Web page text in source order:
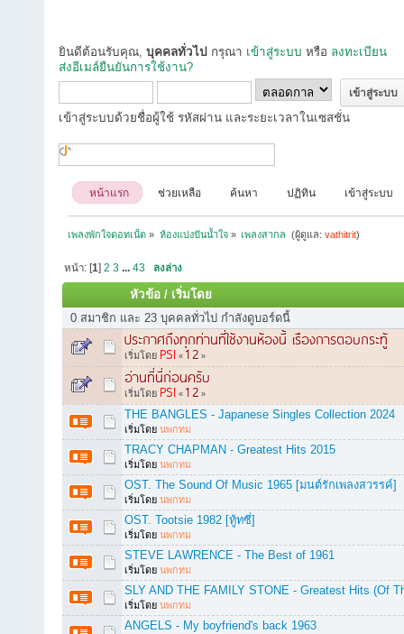
ยินดีต้อนรับคุณ, บุคคลทั่วไป กรุณา เข้าสู่ระบบ หรือ ลงทะเบียน
ส่งอีเมล์ยืนยันการใช้งาน?
เข้าสู่ระบบด้วยชื่อผู้ใช้ รหัสผ่าน และระยะเวลาในเซสชั่น
หน้าแรก ช่วยเหลือ ค้นหา ปฏิทิน เข้าสู่ระบบ
เพลงพักใจดอทเน็ต » ห้องแบ่งปันน้ำใจ» เพลงสากล (ผู้ดูแล:vathitrit)
หน้า: [1]2 3 ...43 ลงล่าง
หัวข้อ / เริ่มโดย
0 สมาชิก และ 23 บุคคลทั่วไป กำลังดูบอร์ดนี้
ประกาศถึงทุกท่านที่ใช้งานห้องนี้ เรืองการตอบกระทู้
เริ่มโดย PSI « 12 »
อ่านที่นี่ก่อนครับ
เริ่มโดย PSI « 12 »
THE BANGLES - Japanese Singles Collection 2024
เริ่มโดย นพกทม
TRACY CHAPMAN - Greatest Hits 2015
เริ่มโดย นพกทม
OST. The Sound Of Music 1965 [มนต์รักเพลงสวรรค์]
เริ่มโดย นพกทม
OST. Tootsie 1982 [ทู้ทซี่]
เริ่มโดย นพกทม
STEVE LAWRENCE - The Best of 1961
เริ่มโดย นพกทม
SLY AND THE FAMILY STONE - Greatest Hits (Of
เริ่มโดย นพกทม
ANGELS - My boyfriend's back 1963